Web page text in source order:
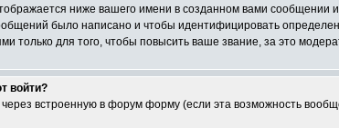
ниже вашего имени в созданном вами сообщении
было написано и чтобы идентифицировать
для того, чтобы повысить ваше звание, за это
войти?
встроенную в форум форму (если эта возможность